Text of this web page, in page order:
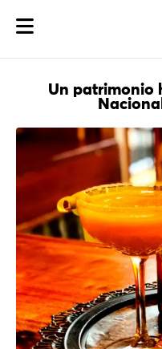
Un patrimonio